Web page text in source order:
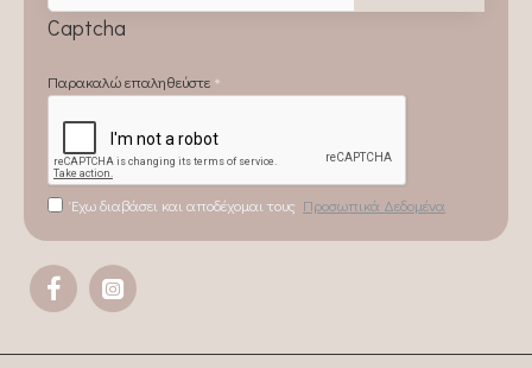
Captcha
Παρακαλώ επαληθεύστε
Έχω διαβάσει και αποδέχομαι τους Προσωπικά Δεδομένα